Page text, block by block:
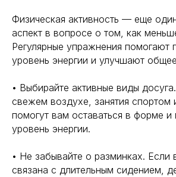
Физическая активность — еще
аспект в вопросе о том, как
Регулярные упражнения помогают
уровень энергии и улучшают
• Выбирайте активные виды
свежем воздухе, занятия спортом
помогут вам оставаться в форме и
уровень энергии.
• Не забывайте о разминках. Если
связана с длительным сидением,